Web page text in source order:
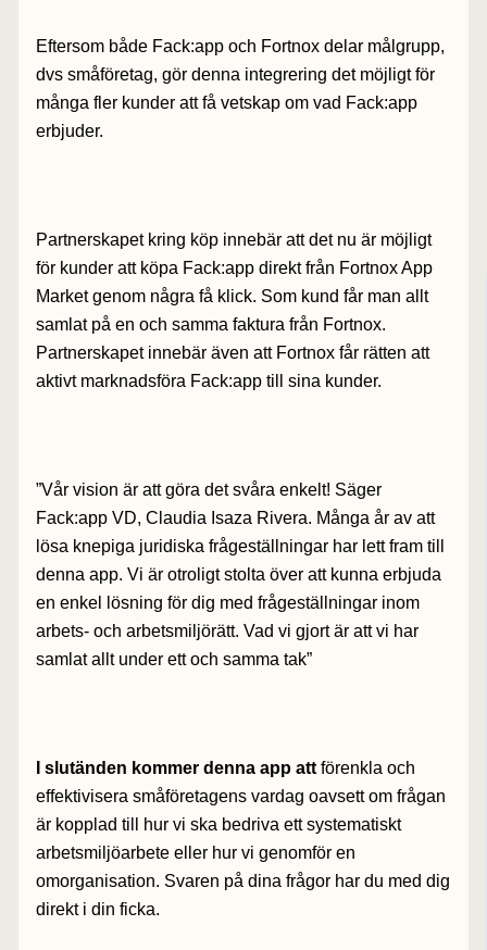
Eftersom både Fack:app och Fortnox delar målgrupp,
dvs småföretag, gör denna integrering det möjligt för
många fler kunder att få vetskap om vad Fack:app
erbjuder.
Partnerskapet kring köp innebär att det nu är möjligt
för kunder att köpa Fack:app direkt från Fortnox App
Market genom några få klick. Som kund får man allt
samlat på en och samma faktura från Fortnox.
Partnerskapet innebär även att Fortnox får rätten att
aktivt marknadsföra Fack:app till sina kunder.
”Vår vision är att göra det svåra enkelt! Säger
Fack:app VD, Claudia Isaza Rivera. Många år av att
lösa knepiga juridiska frågeställningar har lett fram till
denna app. Vi är otroligt stolta över att kunna erbjuda
en enkel lösning för dig med frågeställningar inom
arbets- och arbetsmiljörätt. Vad vi gjort är att vi har
samlat allt under ett och samma tak”
I slutänden kommer denna app att förenkla och
effektivisera småföretagens vardag oavsett om frågan
är kopplad till hur vi ska bedriva ett systematiskt
arbetsmiljöarbete eller hur vi genomför en
omorganisation. Svaren på dina frågor har du med dig
direkt i din ficka.